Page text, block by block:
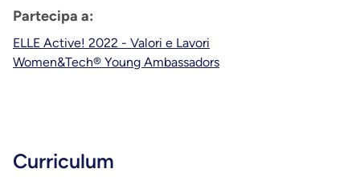
Partecipa a:
ELLE Active! 2022 - Valori e Lavori
Women&Tech® Young Ambassadors
Curriculum